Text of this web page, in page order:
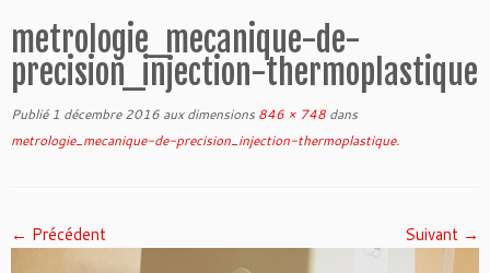
metrologie_mecanique-de-
precision_injection-thermoplastique
Publié 1 décembre 2016 aux dimensions 846 × 748 dans
metrologie_mecanique-de-precision_injection-thermoplastique.
← Précédent Suivant →